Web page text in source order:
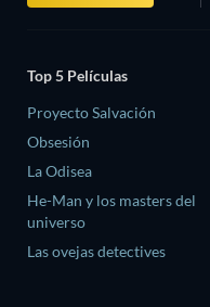
Top 5 Películas
Proyecto Salvación
Obsesión
La Odisea
He-Man y los masters del
universo
Las ovejas detectives